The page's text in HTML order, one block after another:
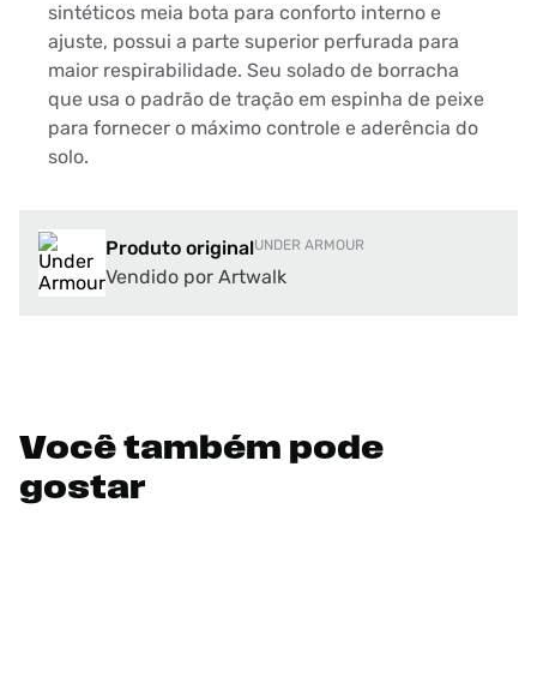
sintéticos meia bota para conforto interno e
ajuste, possui a parte superior perfurada para
maior respirabilidade. Seu solado de borracha
que usa o padrão de tração em espinha de peixe
para fornecer o máximo controle e aderência do
solo.
Produto originalUNDER ARMOUR
Vendido por Artwalk
Você também pode
gostar